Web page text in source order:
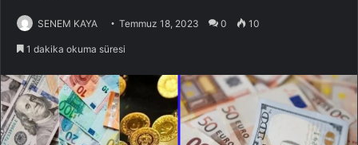
SENEM KAYA Temmuz 18, 2023 0 10
1 dakika okuma süresi